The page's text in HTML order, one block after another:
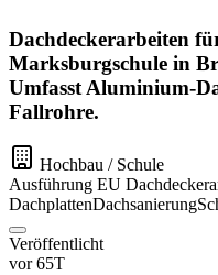
Dachdeckerarbeiten
Marksburgschule in
Umfasst Aluminium-
Fallrohre.
Hochbau / Schule
Ausführung EU
DachplattenDachsanierung
Veröffentlicht
vor 65T